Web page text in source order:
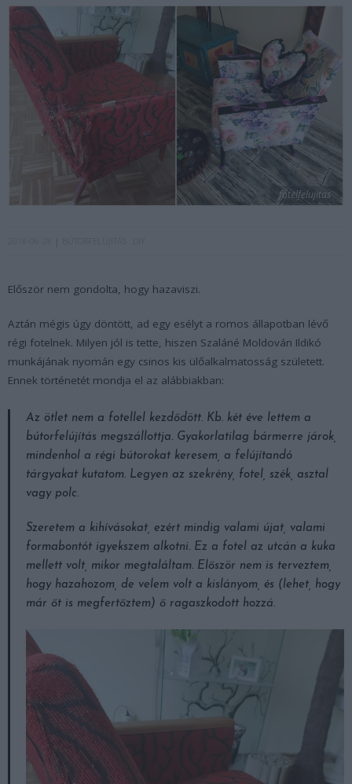
fotelfelujitas
Először nem gondolta, hogy hazaviszi.
Aztán mégis úgy döntött, ad egy esélyt a romos állapotban lévő
régi fotelnek. Milyen jól is tette, hiszen Szaláné Moldován Ildikó
munkájának nyomán egy csinos kis ülőalkalmatosság született.
Ennek történetét mondja el az alábbiakban:
Az ötlet nem a fotellel kezdődött. Kb. két éve lettem a
bútorfelújítás megszállottja. Gyakorlatilag bármerre járok,
mindenhol a régi bútorokat keresem, a felújítandó
tárgyakat kutatom. Legyen az szekrény, fotel, szék, asztal
vagy polc.
Szeretem a kihívásokat, ezért mindig valami újat, valami
formabontót igyekszem alkotni. Ez a fotel az utcán a kuka
mellett volt, mikor megtaláltam. Először nem is terveztem,
hogy hazahozom, de velem volt a kislányom, és (lehet, hogy
már őt is megfertőztem) ő ragaszkodott hozzá.